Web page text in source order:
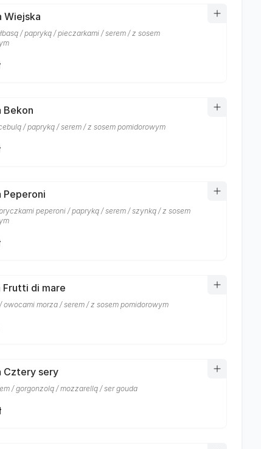
Wiejska
/ papryką / pieczarkami / serem / z sosem
Bekon
/ papryką / serem / z sosem pomidorowym
Peperoni
peperoni / papryką / serem / szynką / z sosem
Frutti di mare
owocami morza / serem / z sosem pomidorowym
Cztery sery
/ gorgonzolą / mozzarellą / ser gouda